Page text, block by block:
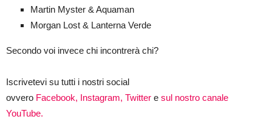
Martin Myster & Aquaman
Morgan Lost & Lanterna Verde
Secondo voi invece chi incontrerà chi?
Iscrivetevi su tutti i nostri social
ovvero Facebook, Instagram, Twitter e sul nostro canale
YouTube.